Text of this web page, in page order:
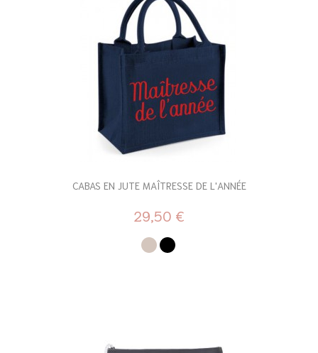
CABAS EN JUTE MAÎTRESSE DE L'ANNÉE
29,50 €